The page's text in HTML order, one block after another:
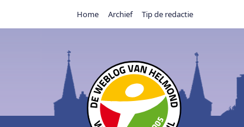
Home Archief Tip de redactie